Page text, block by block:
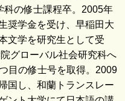
科の修士課程卒。2005年
奨学金を受け、早稲田大
文学を研究生として受
グローバル社会研究科へ
目の修士号を取得。2009
国し、和蘭トランスレー